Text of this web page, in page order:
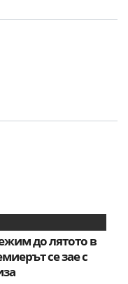
до лятото в
се зае с